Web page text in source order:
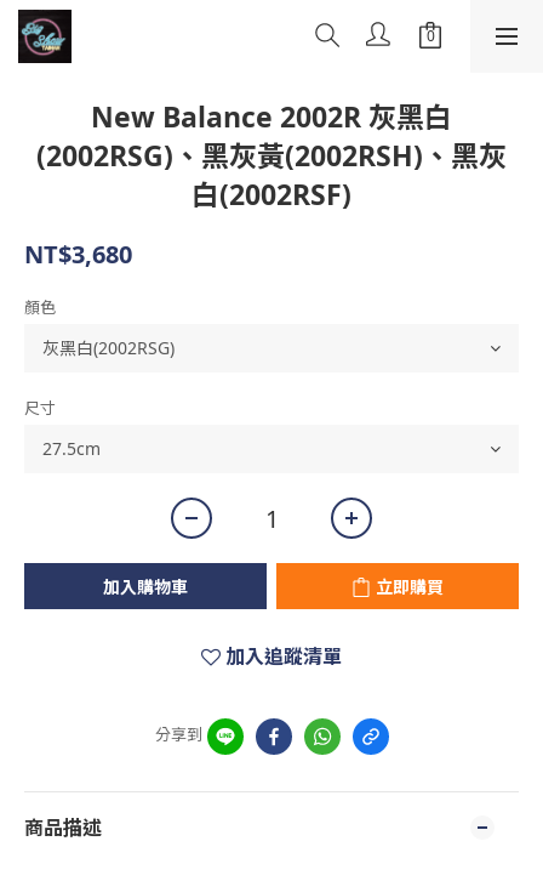
New Balance 2002R 灰黑白
(2002RSG)、黑灰黃(2002RSH)、黑灰
白(2002RSF)
NT$3,680
顏色
尺寸
加入購物車 立即購買
加入追蹤清單
分享到
商品描述